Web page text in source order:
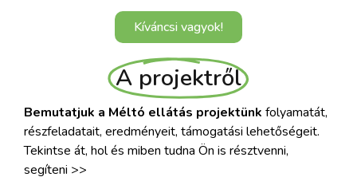
Kíváncsi vagyok!
A projektről
Bemutatjuk a Méltó ellátás projektünk folyamatát,
részfeladatait, eredményeit, támogatási lehetőségeit.
Tekintse át, hol és miben tudna Ön is résztvenni,
segíteni >>